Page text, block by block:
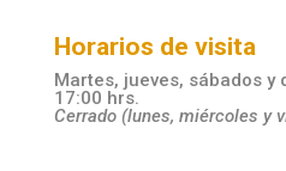
Horarios de visita
Martes, jueves, sábados y
17:00 hrs.
Cerrado (lunes, miércoles y